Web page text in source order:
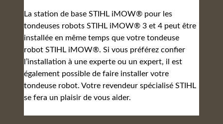
La station de base STIHL iMOW® pour les
tondeuses robots STIHL iMOW® 3 et 4 peut être
installée en même temps que votre tondeuse
robot STIHL iMOW®. Si vous préférez confier
l’installation à une experte ou un expert, il est
également possible de faire installer votre
tondeuse robot. Votre revendeur spécialisé STIHL
se fera un plaisir de vous aider.